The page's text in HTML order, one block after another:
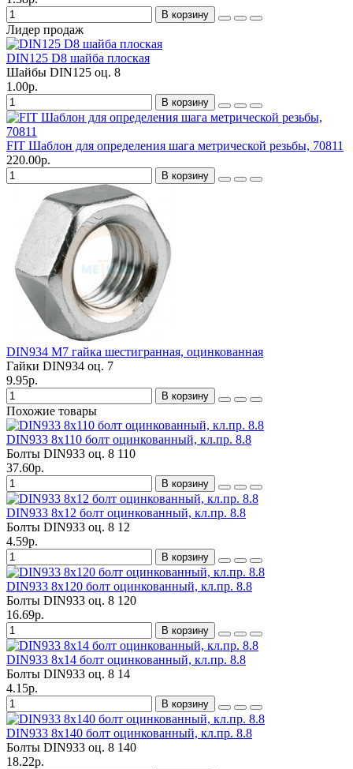
В корзину
Лидер продаж
DIN125 D8 шайба плоская
Шайбы DIN125 оц. 8
1.00р.
В корзину
FIT Шаблон для определения шага метрической резьбы, 70811
220.00р.
В корзину
DIN934 M7 гайка шестигранная, оцинкованная
Гайки DIN934 оц. 7
9.95р.
В корзину
Похожие товары
DIN933 8х110 болт оцинкованный, кл.пр. 8.8
Болты DIN933 оц. 8 110
37.60р.
В корзину
DIN933 8х12 болт оцинкованный, кл.пр. 8.8
Болты DIN933 оц. 8 12
4.59р.
В корзину
DIN933 8х120 болт оцинкованный, кл.пр. 8.8
Болты DIN933 оц. 8 120
16.69р.
В корзину
DIN933 8х14 болт оцинкованный, кл.пр. 8.8
Болты DIN933 оц. 8 14
4.15р.
В корзину
DIN933 8х140 болт оцинкованный, кл.пр. 8.8
Болты DIN933 оц. 8 140
18.22р.